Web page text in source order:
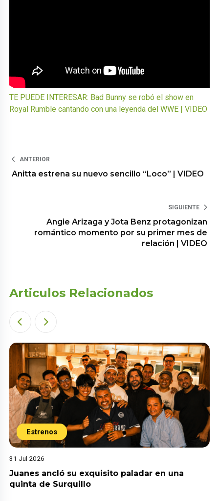
TE PUEDE INTERESAR: Bad Bunny se robó el show en
Royal Rumble cantando con una leyenda del WWE | VIDEO
ANTERIOR
Anitta estrena su nuevo sencillo “Loco” | VIDEO
SIGUIENTE
Angie Arizaga y Jota Benz protagonizan
romántico momento por su primer mes de
relación | VIDEO
Articulos Relacionados
Estrenos
31 Jul 2026
Juanes ancló su exquisito paladar en una
quinta de Surquillo